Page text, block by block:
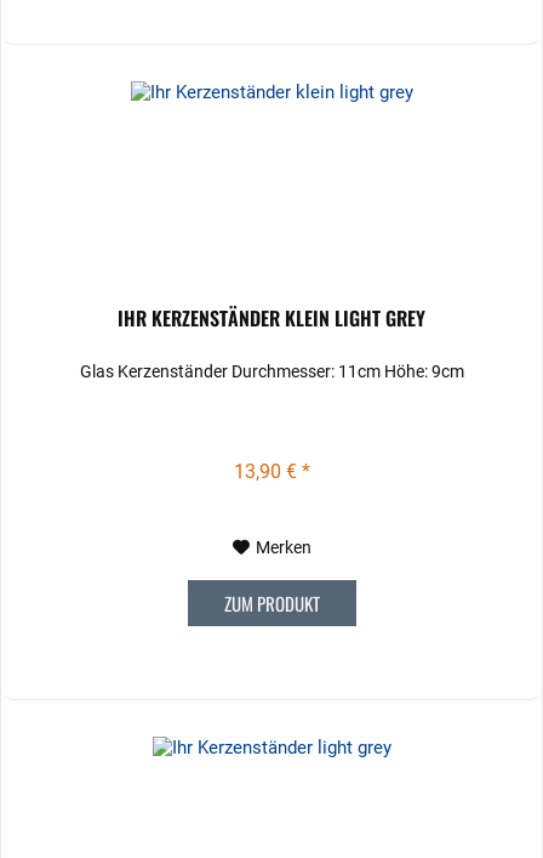
IHR KERZENSTÄNDER KLEIN LIGHT GREY
Glas Kerzenständer Durchmesser: 11cm Höhe: 9cm
13,90 € *
Merken
ZUM PRODUKT